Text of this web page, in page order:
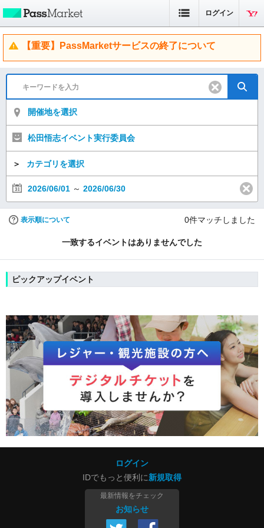
ログイン
【重要】PassMarketサービスの終了について
開催地を選択
松田悟志イベント実行委員会
＞ カテゴリを選択
2026/06/01 ～ 2026/06/30
表示順について 0件マッチしました
一致するイベントはありませんでした
ピックアップイベント
ログイン
IDでもっと便利に新規取得
最新情報をチェック
お知らせ